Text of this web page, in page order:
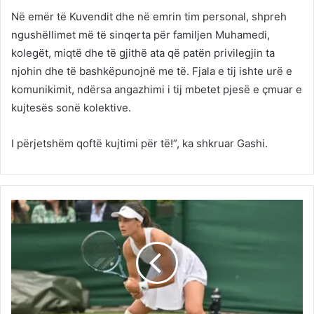
Në emër të Kuvendit dhe në emrin tim personal, shpreh
ngushëllimet më të sinqerta për familjen Muhamedi,
kolegët, miqtë dhe të gjithë ata që patën privilegjin ta
njohin dhe të bashkëpunojnë me të. Fjala e tij ishte urë e
komunikimit, ndërsa angazhimi i tij mbetet pjesë e çmuar e
kujtesës sonë kolektive.
I përjetshëm qoftë kujtimi për të!”, ka shkruar Gashi.